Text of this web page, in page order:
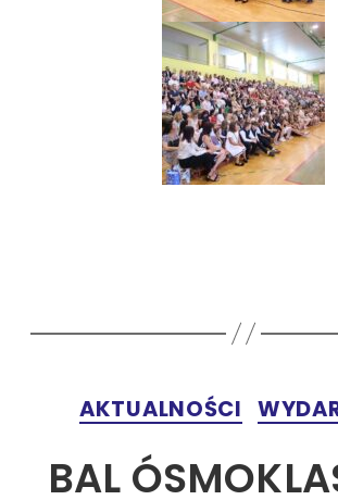
AKTUALNOŚCI
BAL